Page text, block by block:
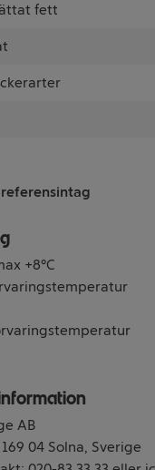
fett
+8°C
AB
169 04 Solna, Sverige